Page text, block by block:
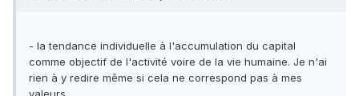
- la tendance individuelle à l'accumulation du capital
comme objectif de l'activité voire de la vie humaine. Je n'ai
rien à y redire même si cela ne correspond pas à mes